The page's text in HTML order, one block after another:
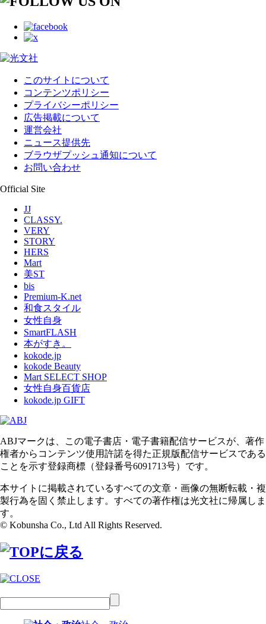
このサイトについて
コンテンツポリシー
プライバシーポリシー
広告掲載について
運営会社
ニュース提供先
ブラウザプッシュ通知について
お問い合わせ
Official Site
JJ
CLASSY.
VERY
STORY
HERS
Mart
美ST
bis
Premium-K.net
和食スタイル
女性自身
SmartFLASH
本がすき。
kokode.jp
kokode Beauty
Mart SELECT SHOP
女性自身百貨店
kokode.jp GIFT
ABJマークは、この電子書店・電子書籍配信サービスが、著作
権者からコンテンツ使用許諾を得た正規版配信サービスである
ことを示す登録商標（登録番号6091713号）です。
本サイトに掲載されているすべての文章・画像の無断転載・複
製行為を固く禁止します。すべての著作権は光文社に帰属しま
す。
© Kobunsha Co., Ltd All Rights Reserved.